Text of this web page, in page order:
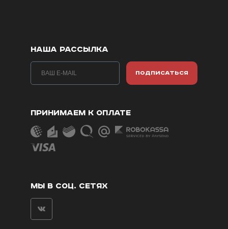
НАША РАССЫЛКА
ПОДПИСАТЬСЯ
ПРИНИМАЕМ К ОПЛАТЕ
МЫ В СОЦ. СЕТЯХ